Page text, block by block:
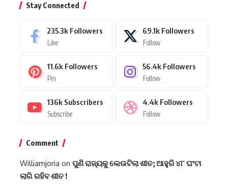
Stay Connected
235.3k Followers
Like
69.1k Followers
Follow
11.6k Followers
Pin
56.4k Followers
Follow
136k Subscribers
Subscribe
4.4k Followers
Follow
Comment
Williamjoria on ପୁଣି ରାଜ୍ୟକୁ ଲେଉଟିଲା ଶୀତ; ଆହୁରି ୪୮ ଘଂଟା
ଲାଗି ରହିବ ଶୀତ !